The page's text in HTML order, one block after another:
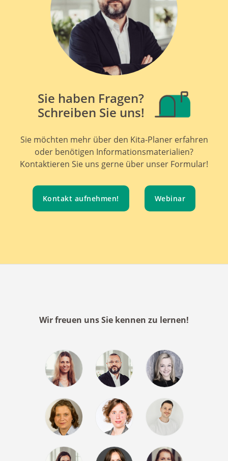
Sie haben Fragen?
Schreiben Sie uns!
Sie möchten mehr über den Kita-Planer erfahren
oder benötigen Informationsmaterialien?
Kontaktieren Sie uns gerne über unser Formular!
Kontakt aufnehmen! Webinar
Wir freuen uns Sie kennen zu lernen!